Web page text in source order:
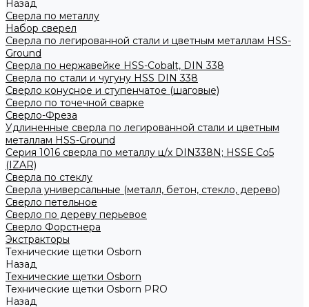
Назад
Сверла по металлу
Набор сверел
Сверла по легированной стали и цветным металлам HSS-
Ground
Сверла по нержавейке HSS-Cobalt, DIN 338
Сверла по стали и чугуну HSS DIN 338
Сверло конусное и ступенчатое (шаговые)
Сверло по точечной сварке
Сверло-Фреза
Удлиненные сверла по легированной стали и цветным
металлам HSS-Ground
Серия 1016 сверла по металлу ц/х DIN338N; HSSЕ Со5
(IZAR)
Сверла по стеклу
Сверла универсальные (металл, бетон, стекло, дерево)
Сверло петельное
Сверло по дереву перьевое
Сверло Форстнера
Экстракторы
Технические щетки Osborn
Назад
Технические щетки Osborn
Технические щетки Osborn PRO
Назад